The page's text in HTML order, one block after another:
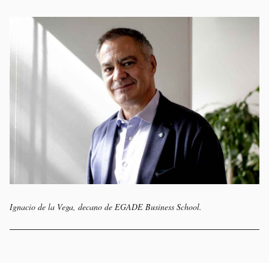
Ignacio de la Vega, decano de EGADE Business School.